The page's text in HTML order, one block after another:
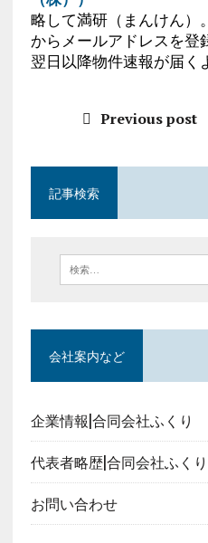
略して満研（まんけん）
からメールアドレスを登
翌日以降物件速報が届く
Previous post
記事検索
会社案内など
企業情報|合同会社ふくり
代表者略歴|合同会社ふくり
お問い合わせ